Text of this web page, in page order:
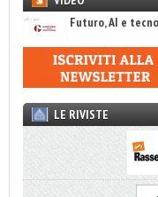
Futuro, AI e
LE RIVISTE